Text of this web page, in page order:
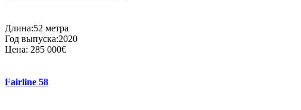
Длина:52 метра
Год выпуска:2020
Цена: 285 000€
Fairline 58